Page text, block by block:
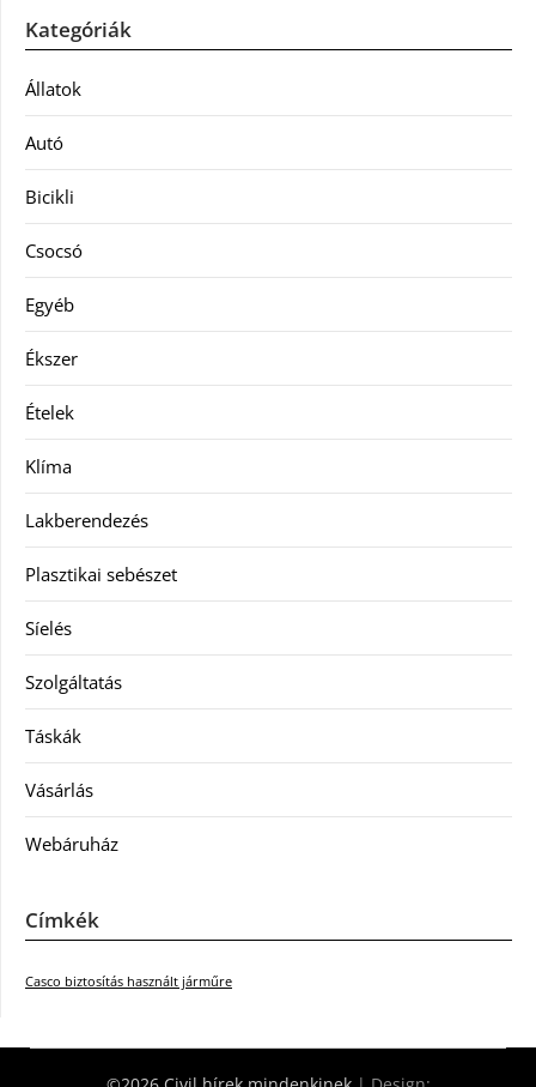
Kategóriák
Állatok
Autó
Bicikli
Csocsó
Egyéb
Ékszer
Ételek
Klíma
Lakberendezés
Plasztikai sebészet
Síelés
Szolgáltatás
Táskák
Vásárlás
Webáruház
Címkék
Casco biztosítás használt járműre